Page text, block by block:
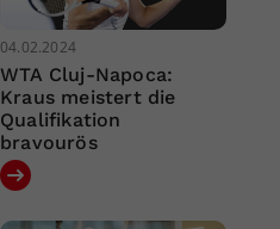
04.02.2024
WTA Cluj-Napoca:
Kraus meistert die
Qualifikation
bravourös